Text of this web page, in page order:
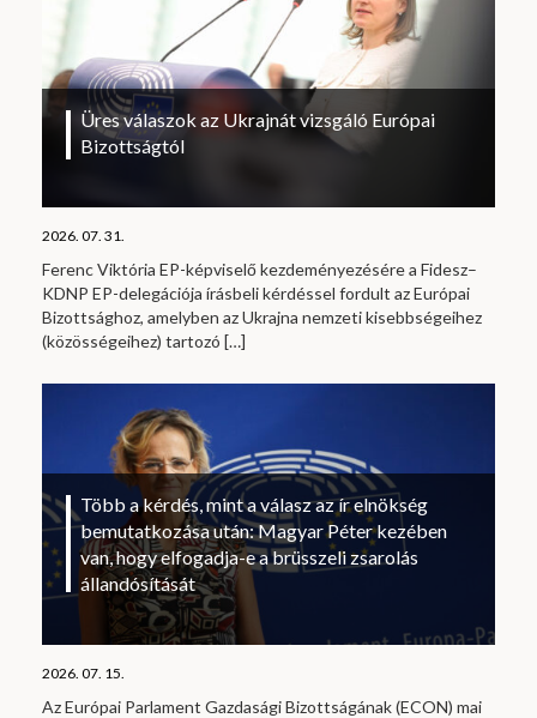
Üres válaszok az Ukrajnát vizsgáló Európai
Bizottságtól
2026. 07. 31.
Ferenc Viktória EP-képviselő kezdeményezésére a Fidesz–
KDNP EP-delegációja írásbeli kérdéssel fordult az Európai
Bizottsághoz, amelyben az Ukrajna nemzeti kisebbségeihez
(közösségeihez) tartozó […]
Több a kérdés, mint a válasz az ír elnökség
bemutatkozása után: Magyar Péter kezében
van, hogy elfogadja-e a brüsszeli zsarolás
állandósítását
2026. 07. 15.
Az Európai Parlament Gazdasági Bizottságának (ECON) mai